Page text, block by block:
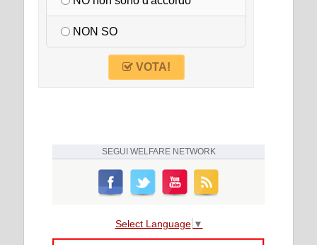
NON SO
VOTA!
SEGUI WELFARE NETWORK
Select Language ▼